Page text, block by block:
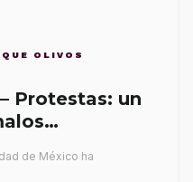
OLIVOS
Protestas: un
de México ha